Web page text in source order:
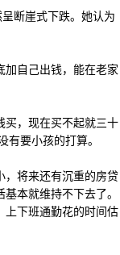
断崖式下跌。她认为
自己出钱，能在老家
买，现在买不起就三十
要小孩的打算。
，将来还有沉重的房贷
本就维持不下去了。
上下班通勤花的时间估